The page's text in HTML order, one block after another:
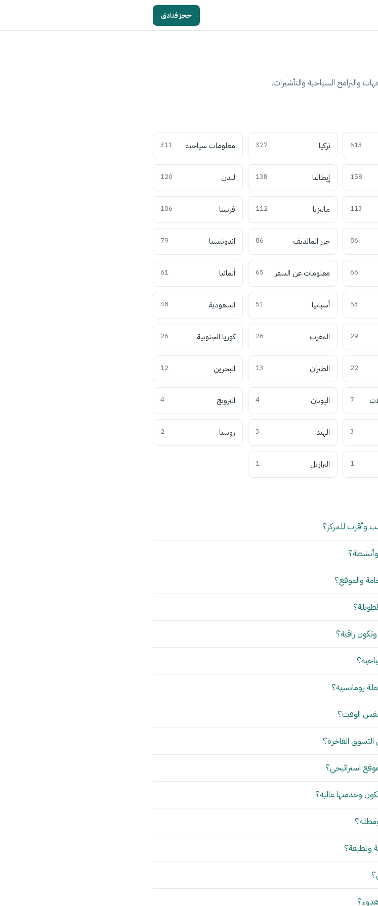
حجز فنادق
والبرامج السياحية والتأشيرات.
613 تركيا 327 معلومات سياحية 311
158 إيطاليا 138 لندن 120
113 ماليزيا 112 فرنسا 106
86 جزر المالديف 86 اندونيسيا 79
66 معلومات عن السفر 65 ألمانيا 61
53 أسبانيا 51 السعودية 48
29 المغرب 26 كوريا الجنوبية 26
22 الطيران 13 البحرين 12
7 اليونان 4 النرويج 4
3 الهند 3 روسيا 2
1 البرازيل 1
وأقرب للمركز؟
وأنشطة؟
والموقع؟
راقية؟
رومانسية؟
الوقت؟
الفاخرة؟
استراتيجي؟
وخدمتها عالية؟
ونظيفة؟